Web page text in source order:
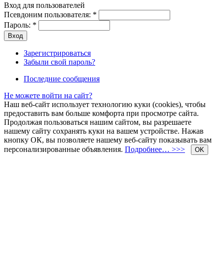
Вход для пользователей
Псевдоним пользователя: *
Пароль: *
Зарегистрироваться
Забыли свой пароль?
Последние сообщения
Не можете войти на сайт?
Наш веб-сайт использует технологию куки (cookies), чтобы
предоставить вам больше комфорта при просмотре сайта.
Продолжая пользоваться нашим сайтом, вы разрешаете
нашему сайту сохранять куки на вашем устройстве. Нажав
кнопку ОК, вы позволяете нашему веб-сайту показывать вам
персонализированные объявления. Подробнее… >>> OK